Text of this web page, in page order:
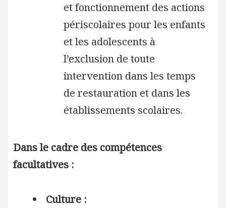
et fonctionnement des actions
périscolaires pour les enfants
et les adolescents à
l’exclusion de toute
intervention dans les temps
de restauration et dans les
établissements scolaires.
Dans le cadre des compétences
facultatives :
Culture :